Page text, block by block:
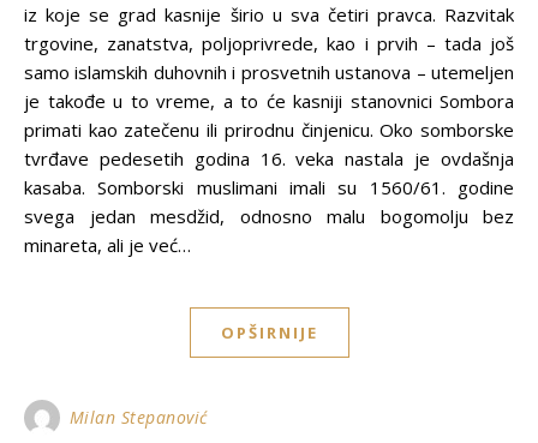
iz koje se grad kasnije širio u sva četiri pravca. Razvitak
trgovine, zanatstva, polјoprivrede, kao i prvih – tada još
samo islamskih duhovnih i prosvetnih ustanova – utemelјen
je takođe u to vreme, a to će kasniji stanovnici Sombora
primati kao zatečenu ili prirodnu činjenicu. Oko somborske
tvrđave pedesetih godina 16. veka nastala je ovdašnja
kasaba. Somborski muslimani imali su 1560/61. godine
svega jedan mesdžid, odnosno malu bogomolјu bez
minareta, ali je već…
OPŠIRNIJE
Milan Stepanović